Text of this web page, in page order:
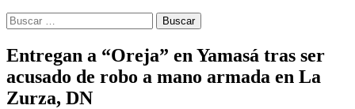
Buscar:
Entregan a “Oreja” en Yamasá tras ser
acusado de robo a mano armada en La
Zurza, DN